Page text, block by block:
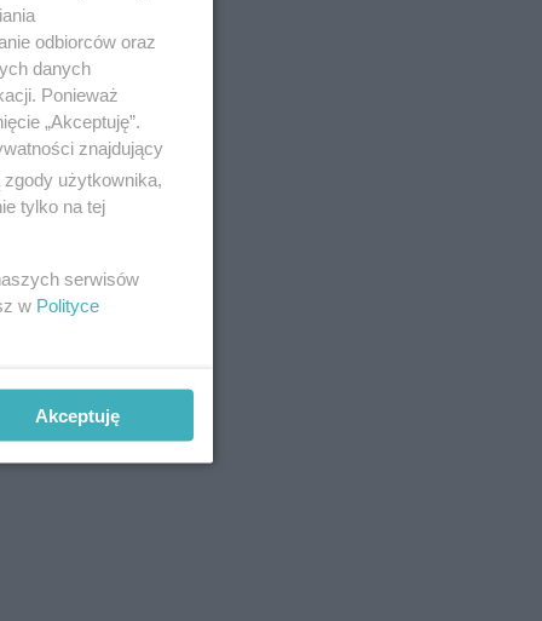
do
odbiorców oraz
danych
Ponieważ
„Akceptuję”.
znajdujący
użytkownika,
tylko na tej
serwisów
w Polityce
Akceptuję